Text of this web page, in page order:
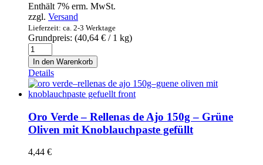
Menge
Enthält 7% erm. MwSt.
zzgl. Versand
Lieferzeit: ca. 2-3 Werktage
Grundpreis: (40,64 € / 1 kg)
Wild
Shrimps
-
Prim7Stars
-
Gambas
-
Wildgarnelen
-
-
In den Warenkorb
Details
Oro Verde – Rellenas de Ajo 150g – Grüne
Oliven mit Knoblauchpaste gefüllt
4,44 €